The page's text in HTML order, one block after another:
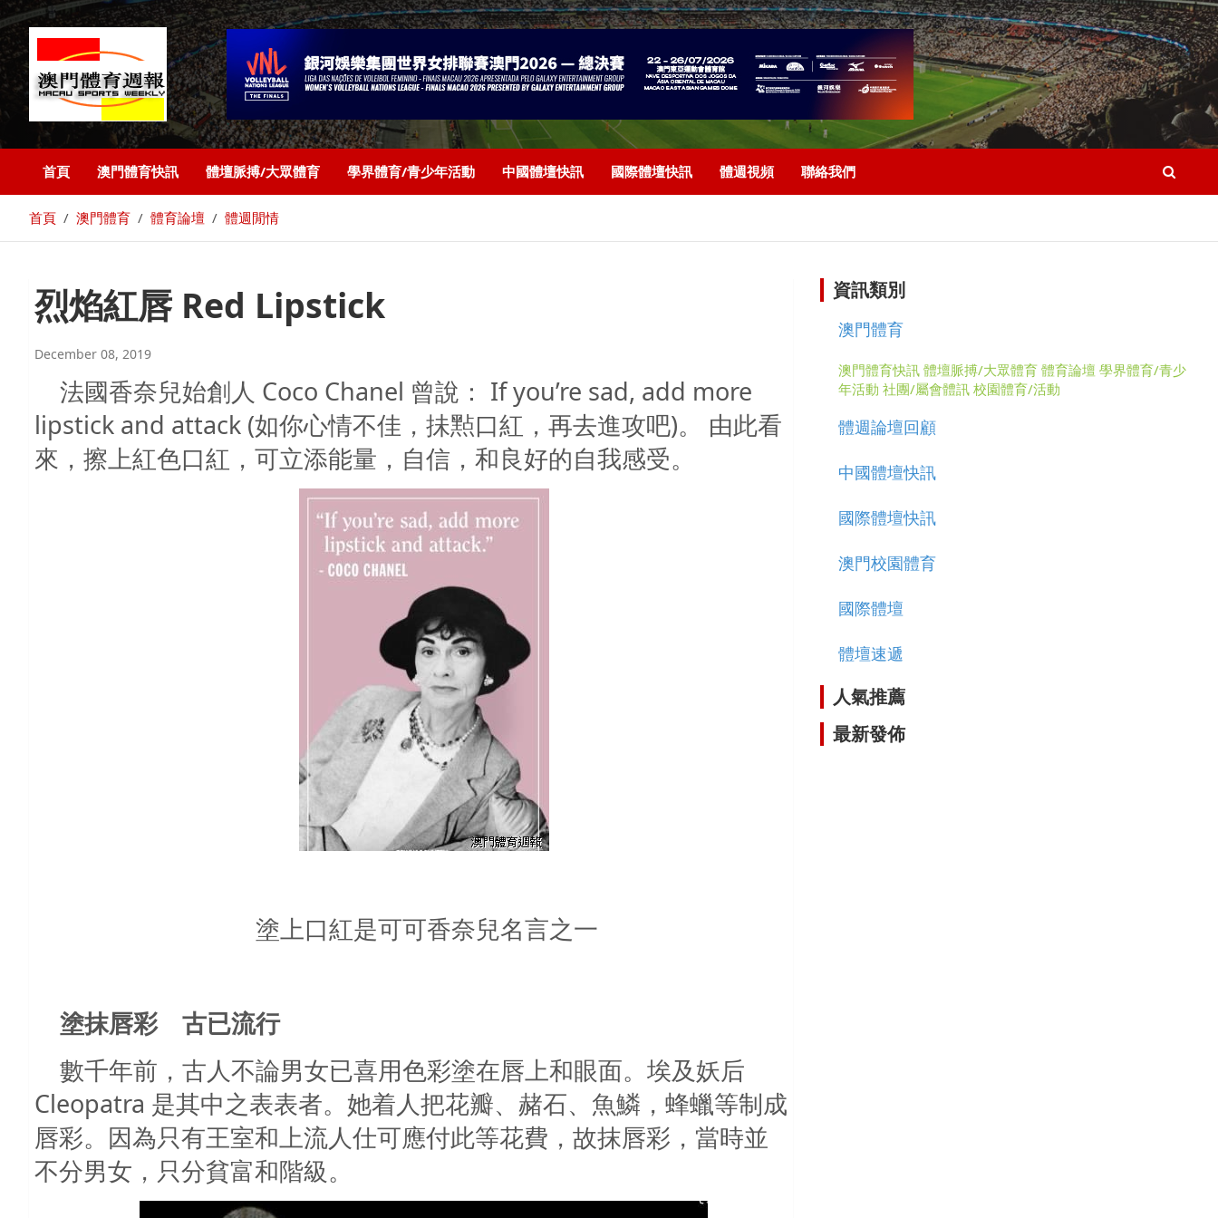
首頁 澳門體育快訊 體壇脈搏/大眾體育 學界體育/青少年活動 中國體壇快訊 國際體壇快訊 體週視頻 聯絡我們
首頁 澳門體育 體育論壇 體週閒情
烈焰紅唇 Red Lipstick
December 08, 2019
法國香奈兒始創人 Coco Chanel 曾說： If you’re sad, add more
lipstick and attack (如你心情不佳，抺㸃口紅，再去進攻吧)。 由此看
來，擦上紅色口紅，可立添能量，自信，和良好的自我感受。
塗上口紅是可可香奈兒名言之一
塗抹唇彩 古已流行
數千年前，古人不論男女已喜用色彩塗在唇上和眼面。埃及妖后
Cleopatra 是其中之表表者。她着人把花瓣、赭石、魚鱗，蜂蠟等制成
唇彩。因為只有王室和上流人仕可應付此等花費，故抹唇彩，當時並
不分男女，只分貧富和階級。
資訊類別
澳門體育
澳門體育快訊 體壇脈搏/大眾體育 體育論壇 學界體育/青少
年活動 社團/屬會體訊 校園體育/活動
體週論壇回顧
中國體壇快訊
國際體壇快訊
澳門校園體育
國際體壇
體壇速遞
人氣推薦
最新發佈